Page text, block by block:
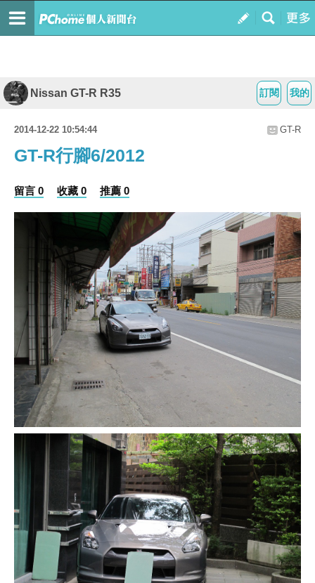
我的
訂閱
Nissan GT-R R35
2014-12-22 10:54:44 GT-R
GT-R行腳6/2012
留言 0 收藏 0 推薦 0